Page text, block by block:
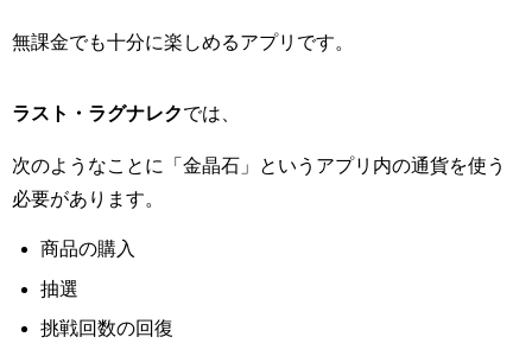
無課金でも十分に楽しめるアプリです。
​​​​ラスト・ラグナレクでは、
次のようなことに「金晶石」というアプリ内の通貨を使う
必要があります。
商品の購入
抽選
挑戦回数の回復